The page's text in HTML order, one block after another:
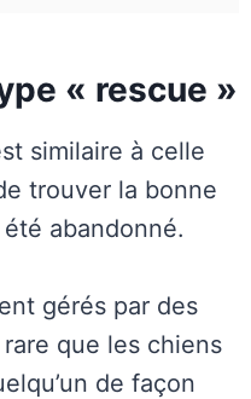
« rescue »
similaire à celle
trouver la bonne
abandonné.
gérés par des
que les chiens
de façon